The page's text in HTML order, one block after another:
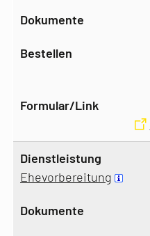
Ehevorbereitung